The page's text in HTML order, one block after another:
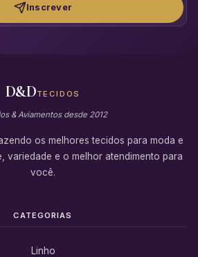
Inscrever
D&DTECIDOS
& Aviamentos desde 2012
os melhores tecidos para moda e
variedade e o melhor atendimento para
você.
CATEGORIAS
Linho